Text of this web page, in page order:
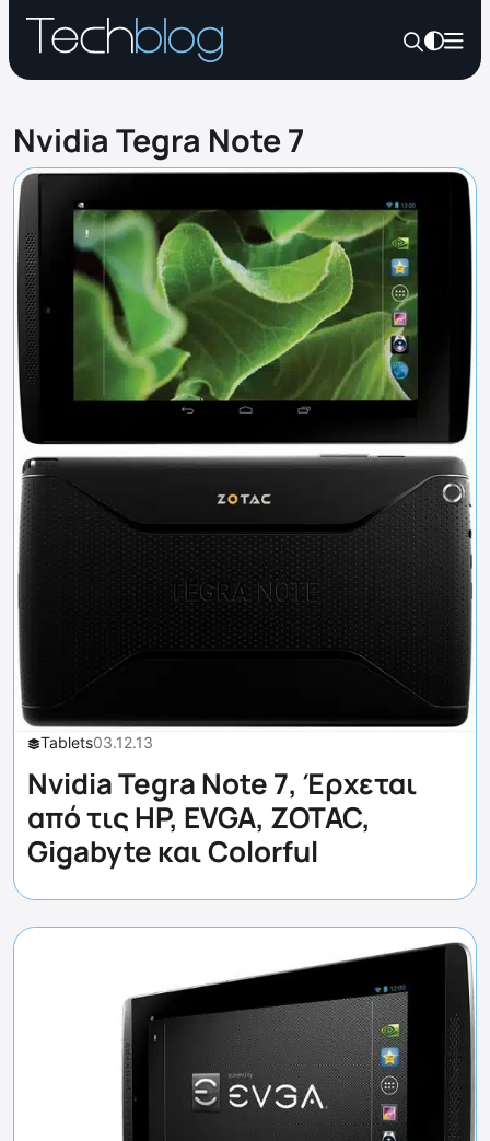
Nvidia Tegra Note 7
Tablets03.12.13
Nvidia Tegra Note 7, Έρχεται
από τις HP, EVGA, ZOTAC,
Gigabyte και Colorful